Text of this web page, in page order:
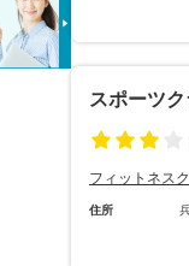
スポーツ
フィットネス
住所